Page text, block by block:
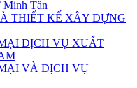
Tân
THIẾT KẾ XÂY DỰNG
DỊCH VỤ XUẤT
VÀ DỊCH VỤ